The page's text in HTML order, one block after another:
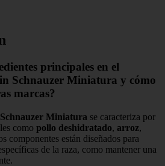
principales en el
Schnauzer Miniatura y cómo
marcas?
Miniatura se caracteriza por
como pollo deshidratado, arroz,
componentes están diseñados para
de la raza, como mantener una